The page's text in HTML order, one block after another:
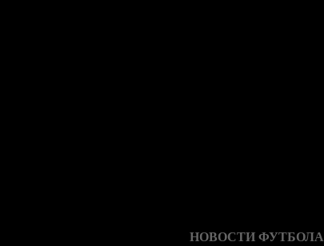
НОВОСТИ ФУТБОЛА